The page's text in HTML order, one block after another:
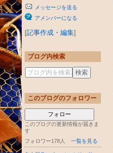
メッセージを送る
アメンバーになる
[記事作成・編集]
ブログ内検索
このブログのフォロワー
フォロー
このブログの更新情報が届きま
す
フォロワー178人
一覧を見る